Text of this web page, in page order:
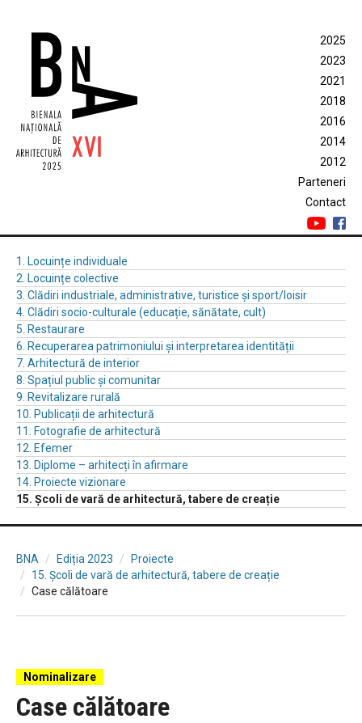
2025
2023
2021
2018
2016
2014
2012
Parteneri
Contact
1. Locuințe individuale
2. Locuințe colective
3. Clădiri industriale, administrative, turistice și sport/loisir
4. Clădiri socio-culturale (educație, sănătate, cult)
5. Restaurare
6. Recuperarea patrimoniului și interpretarea identității
7. Arhitectură de interior
8. Spațiul public și comunitar
9. Revitalizare rurală
10. Publicații de arhitectură
11. Fotografie de arhitectură
12. Efemer
13. Diplome – arhitecți în afirmare
14. Proiecte vizionare
15. Școli de vară de arhitectură, tabere de creație
BNA Ediția 2023
Proiecte
15. Școli de vară de arhitectură, tabere de creație
Case călătoare
Nominalizare
Case călătoare